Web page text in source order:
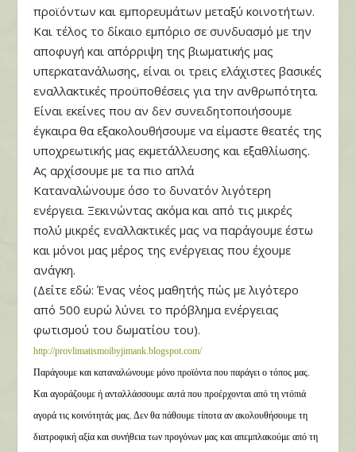
προϊόντων και εμπορευμάτων μεταξύ κοινοτήτων.
Και τέλος το δίκαιο εμπόριο σε συνδυασμό με την
αποφυγή και απόρριψη της βιωματικής μας
υπερκατανάλωσης, είναι οι τρεις ελάχιστες βασικές
εναλλακτικές προϋποθέσεις για την ανθρωπότητα.
Είναι εκείνες που αν δεν συνειδητοποιήσουμε
έγκαιρα θα εξακολουθήσουμε να είμαστε θεατές της
υποχρεωτικής μας εκμετάλλευσης και εξαθλίωσης.
Ας αρχίσουμε με τα πιο απλά
Καταναλώνουμε όσο το δυνατόν λιγότερη
ενέργεια. Ξεκινώντας ακόμα και από τις μικρές
πολύ μικρές εναλλακτικές μας να παράγουμε έστω
και μόνοι μας μέρος της ενέργειας που έχουμε
ανάγκη.
(Δείτε εδώ: Ένας νέος μαθητής πώς με λιγότερο
από 500 ευρώ λύνει το πρόβλημα ενέργειας
φωτισμού του δωματίου του).
http://provlimatismoibyjimank.blogspot.com/
Παράγουμε και καταναλώνουμε μόνο προϊόντα που παράγει ο τόπος μας.
Και αγοράζουμε ή ανταλλάσσουμε αυτά που προέρχονται από τη ντόπιά
αγορά τις κοινότητάς μας. Δεν θα πάθουμε τίποτα αν ακολουθήσουμε τη
διατροφική αξία και συνήθεια των προγόνων μας και απεμπλακούμε από τη